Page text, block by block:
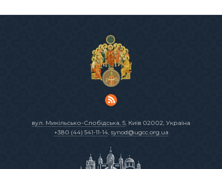
вул. Микільсько-Слобідська, 5, Київ 02002, Україна
+380 (44) 541-11-14, synod@ugcc.org.ua